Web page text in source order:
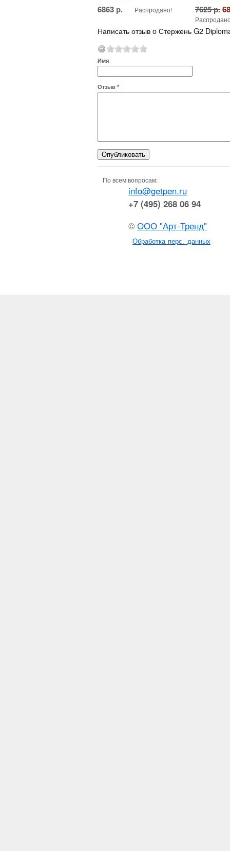
6863 р. Распродано! 7625 р.
Написать отзыв o Стержень G2
Имя
Отзыв *
По всем вопросам:
info@getpen.ru
+7 (495) 268 06 94
©ООО "Арт-Тренд"
Обработка перс. данных